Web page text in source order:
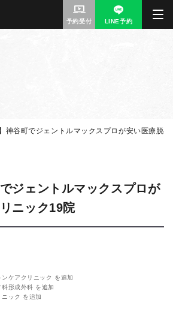
予約受付 LINE予約
】神谷町でジェントルマックスプロが安い医療脱
でジェントルマックスプロが
ニック19院
ケアクリニック を追加
形成外科 を追加
ック を追加